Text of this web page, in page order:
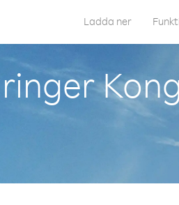
Ladda ner